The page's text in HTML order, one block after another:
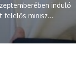
induló
felelős minisz...